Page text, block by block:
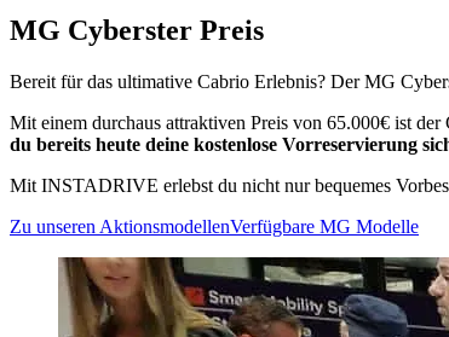
MG Cyberster Preis
Bereit für das ultimative Cabrio Erlebnis? Der MG
Mit einem durchaus attraktiven Preis von 65.000€ ist
du bereits heute deine kostenlose Vorreservierung
Mit INSTADRIVE erlebst du nicht nur bequemes
Zu unseren AktionsmodellenVerfügbare MG Modelle